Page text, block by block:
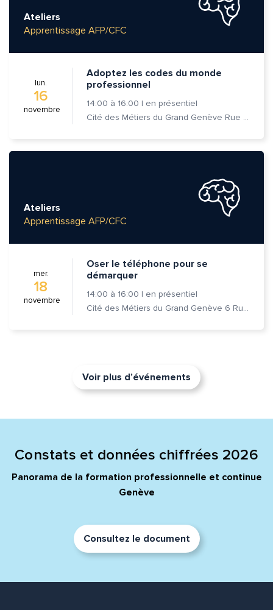
Ateliers
Apprentissage AFP/CFC
lun.
16
novembre
Adoptez les codes du monde
professionnel
14:00 à 16:00 | en présentiel
Cité des Métiers du Grand Genève Rue Prévost-Martin 6 1205 Genève
Ateliers
Apprentissage AFP/CFC
mer.
18
novembre
Oser le téléphone pour se
démarquer
14:00 à 16:00 | en présentiel
Cité des Métiers du Grand Genève 6 Rue Prévost-Martin 1205 Genève
Voir plus d’événements
Constats et données chiffrées 2026
Panorama de la formation professionnelle et continue
Genève
Consultez le document